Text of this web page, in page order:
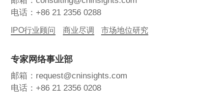
电话：+86 21 2356 0288
IPO行业顾问 商业尽调 市场地位研究
专家网络事业部
邮箱：request@cninsights.com
电话：+86 21 2356 0208